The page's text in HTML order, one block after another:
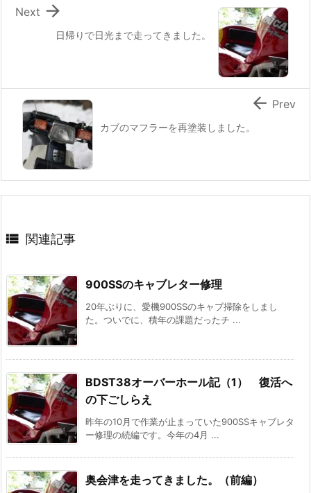
日帰りで日光まで走ってきました。

Next
カブのマフラーを再塗装しました。
 Prev
 関連記事
900SSのキャブレター修理
20年ぶりに、愛機900SSのキャブ掃除をしまし
た。ついでに、積年の課題だったチ ...
BDST38オーバーホール記（1） 復活へ
の下ごしらえ
昨年の10月で作業が止まっていた900SSキャブレタ
ー修理の続編です。今年の4月 ...
奥会津を走ってきました。（前編）